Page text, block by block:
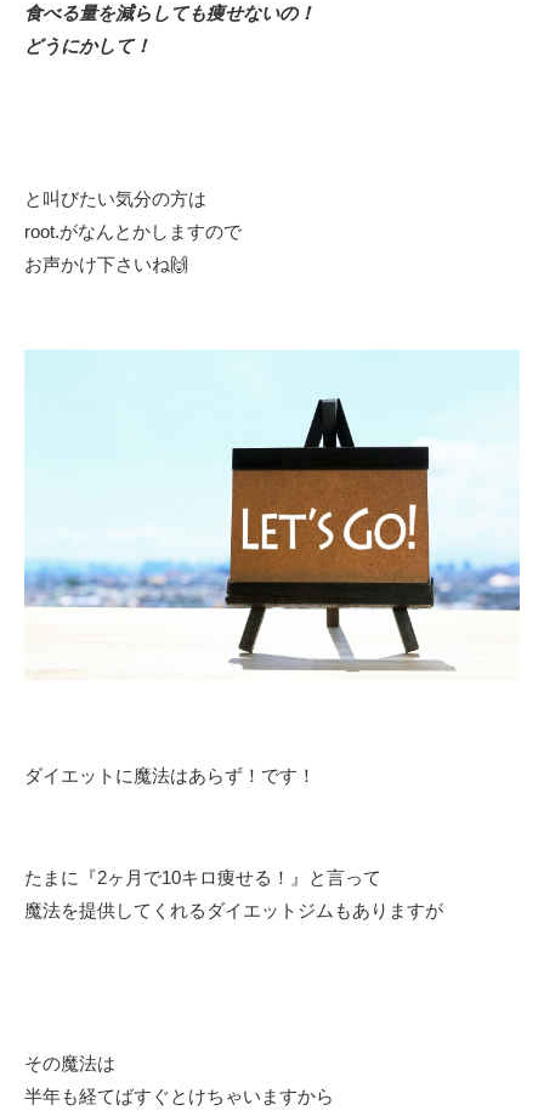
食べる量を減らしても痩せないの！
どうにかして！
と叫びたい気分の方は
root.がなんとかしますので
お声かけ下さいね🙌
ダイエットに魔法はあらず！です！
たまに『2ヶ月で10キロ痩せる！』と言って
魔法を提供してくれるダイエットジムもありますが
その魔法は
半年も経てばすぐとけちゃいますから